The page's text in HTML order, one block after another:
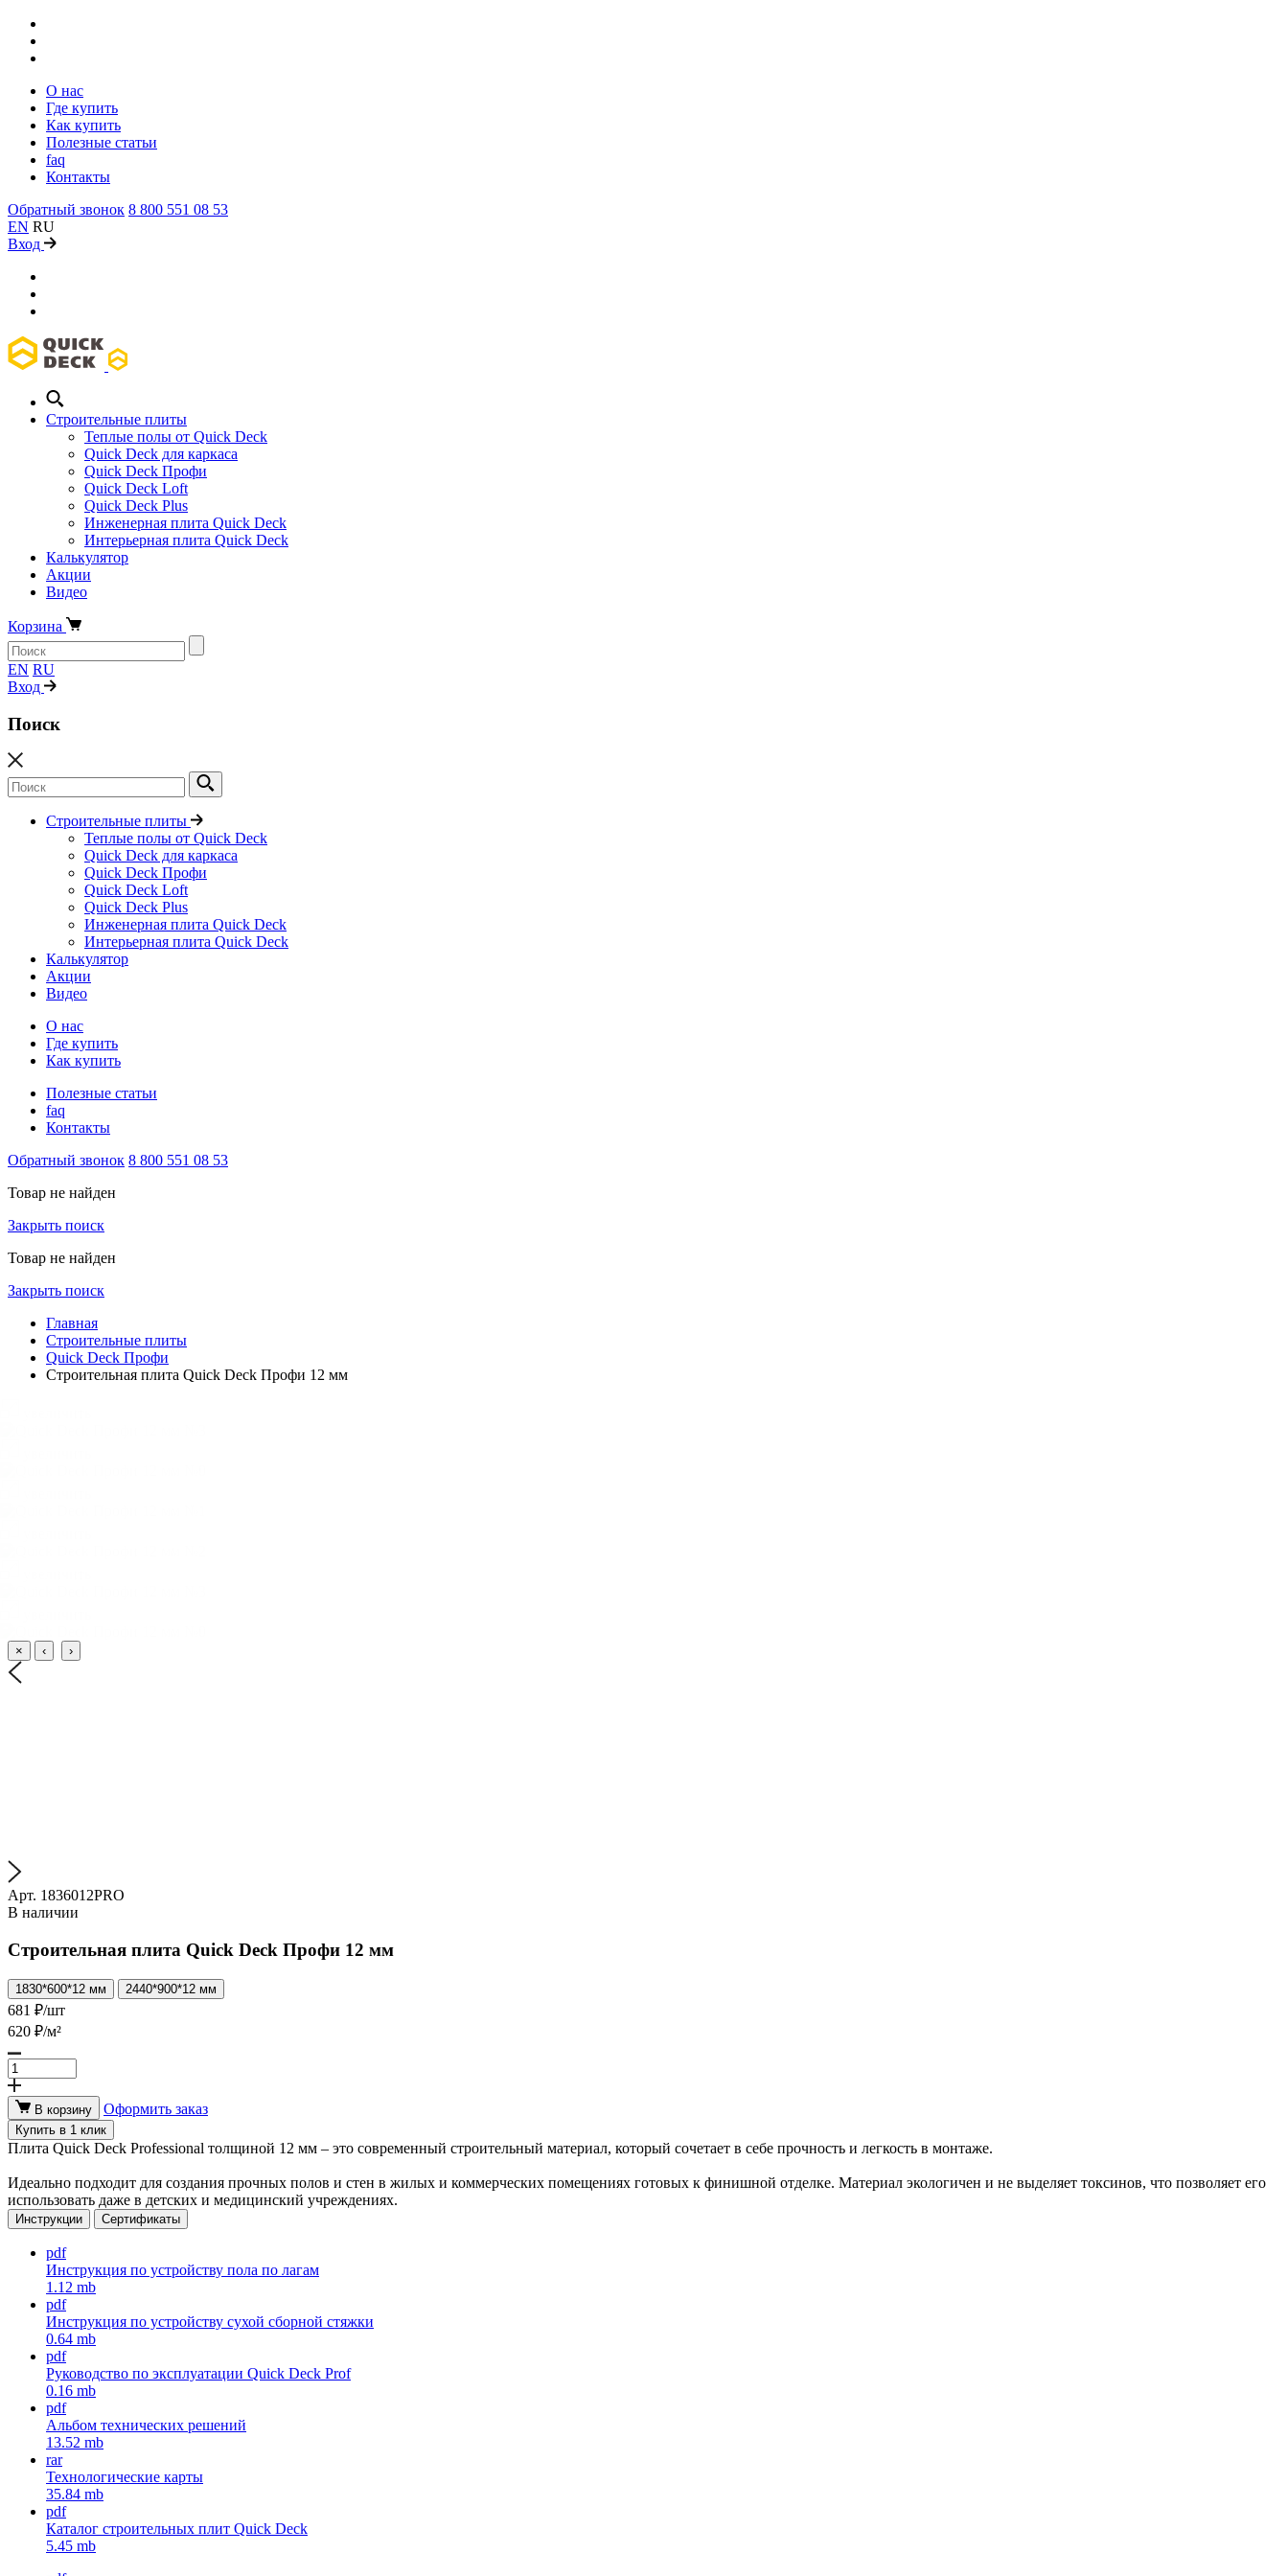
О нас
Где купить
Как купить
Полезные статьи
faq
Контакты
Обратный звонок 8 800 551 08 53
EN RU
Вход
Строительные плиты
Теплые полы от Quick Deck
Quick Deck для каркаса
Quick Deck Профи
Quick Deck Loft
Quick Deck Plus
Инженерная плита Quick Deck
Интерьерная плита Quick Deck
Калькулятор
Акции
Видео
Корзина
EN RU
Вход
Поиск
Строительные плиты
Теплые полы от Quick Deck
Quick Deck для каркаса
Quick Deck Профи
Quick Deck Loft
Quick Deck Plus
Инженерная плита Quick Deck
Интерьерная плита Quick Deck
Калькулятор
Акции
Видео
О нас
Где купить
Как купить
Полезные статьи
faq
Контакты
Обратный звонок 8 800 551 08 53
Товар не найден
Закрыть поиск
Товар не найден
Закрыть поиск
Главная
Строительные плиты
Quick Deck Профи
Строительная плита Quick Deck Профи 12 мм
× ‹ ›
Арт. 1836012PRO
В наличии
Строительная плита Quick Deck Профи 12 мм
1830*600*12 мм 2440*900*12 мм
681 ₽/шт
620 ₽/м²
В корзину Оформить заказ
Купить в 1 клик
Плита Quick Deck Professional толщиной 12 мм – это современный строительный материал, который сочетает в себе прочность и легкость в монтаже.
Идеально подходит для создания прочных полов и стен в жилых и коммерческих помещениях готовых к финишной отделке. Материал экологичен и не выделяет токсинов, что позволяет его
использовать даже в детских и медицинский учреждениях.
Инструкции Сертификаты
pdf
Инструкция по устройству пола по лагам
1.12 mb
pdf
Инструкция по устройству сухой сборной стяжки
0.64 mb
pdf
Руководство по эксплуатации Quick Deck Prof
0.16 mb
pdf
Альбом технических решений
13.52 mb
rar
Технологические карты
35.84 mb
pdf
Каталог строительных плит Quick Deck
5.45 mb